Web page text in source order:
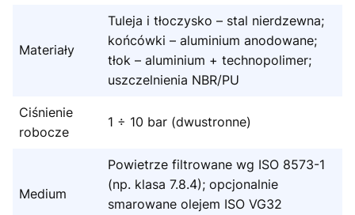
Materiały
Tuleja i tłoczysko – stal nierdzewna;
końcówki – aluminium anodowane;
tłok – aluminium + technopolimer;
uszczelnienia NBR/PU
Ciśnienie
robocze
1 ÷ 10 bar (dwustronne)
Medium
Powietrze filtrowane wg ISO 8573-1
(np. klasa 7.8.4); opcjonalnie
smarowane olejem ISO VG32